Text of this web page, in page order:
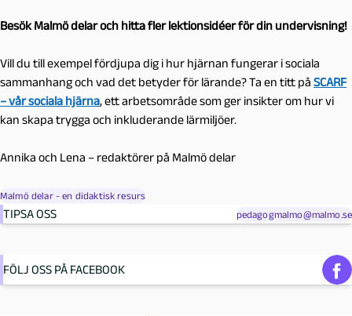
Besök Malmö delar och hitta fler lektionsidéer för din undervisning!
Vill du till exempel fördjupa dig i hur hjärnan fungerar i sociala
sammanhang och vad det betyder för lärande? Ta en titt på SCARF
– vår sociala hjärna, ett arbetsområde som ger insikter om hur vi
kan skapa trygga och inkluderande lärmiljöer.
Annika och Lena – redaktörer på Malmö delar
Malmö delar - en didaktisk resurs
TIPSA OSS pedagogmalmo@malmo.se
FÖLJ OSS PÅ FACEBOOK